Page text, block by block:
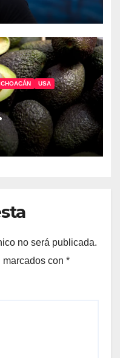
USA
aguacate
no será publicada.
marcados con *